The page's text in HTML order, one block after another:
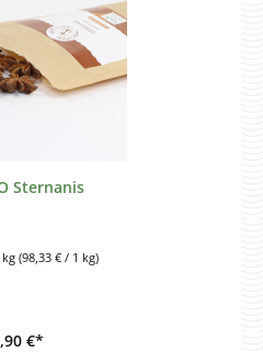
Sternanis
kg (98,33 € / 1 kg)
€*